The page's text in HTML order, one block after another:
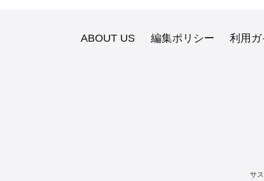
ABOUT US 編集ポリシー 利用
サ